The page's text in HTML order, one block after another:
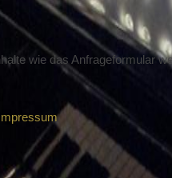
wie das Anfrageformular